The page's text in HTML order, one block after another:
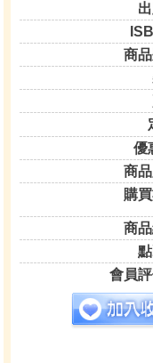
商
優
商
購
商
會員